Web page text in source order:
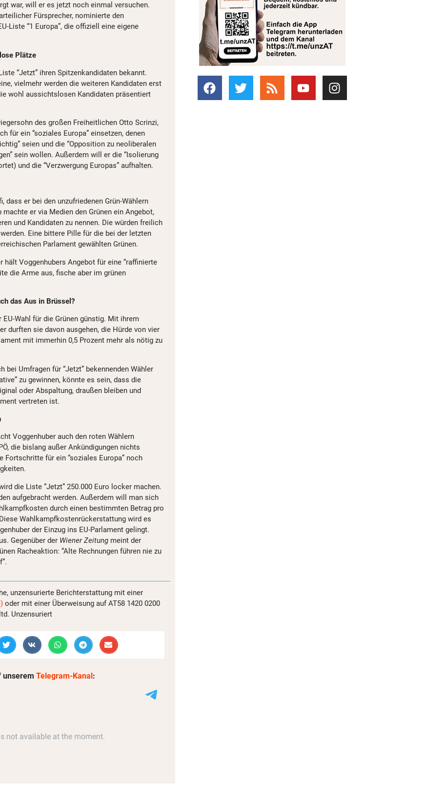
war, will er es jetzt noch einmal versuchen.
Fürsprecher, nominierte den
Liste “1 Europa”, die offiziell eine eigene
Plätze
“Jetzt” ihren Spitzenkandidaten bekannt.
vielmehr werden die weiteren Kandidaten erst
wohl aussichtslosen Kandidaten präsentiert
des großen Freiheitlichen Otto Scrinzi,
für ein “soziales Europa” einsetzen, denen
seien und die “Opposition zu neoliberalen
sein wollen. Außerdem will er die “Isolierung
und die “Verzwergung Europas” aufhalten.
dass er bei den unzufriedenen Grün-Wählern
er via Medien den Grünen ein Angebot,
und Kandidaten zu nennen. Die würden freilich
Eine bittere Pille für die bei der letzten
Parlament gewählten Grünen.
hält Voggenhubers Angebot für eine “raffinierte
die Arme aus, fische aber im grünen
das Aus in Brüssel?
Wahl für die Grünen günstig. Mit ihrem
durften sie davon ausgehen, die Hürde von vier
mit immerhin 0,5 Prozent mehr als nötig zu
bei Umfragen für “Jetzt” bekennenden Wähler
zu gewinnen, könnte es sein, dass die
oder Abspaltung, draußen bleiben und
vertreten ist.
Voggenhuber auch den roten Wählern
die bislang außer Ankündigungen nichts
Fortschritte für ein “soziales Europa” noch
die Liste “Jetzt” 250.000 Euro locker machen.
aufgebracht werden. Außerdem will man sich
durch einen bestimmten Betrag pro
Wahlkampfkostenrückerstattung wird es
der Einzug ins EU-Parlament gelingt.
Gegenüber der Wiener Zeitung meint der
Racheaktion: “Alte Rechnungen führen nie zu
unzensurierte Berichterstattung mit einer
oder mit einer Überweisung auf AT58 1420 0200
Unzensuriert
Telegram-Kanal :